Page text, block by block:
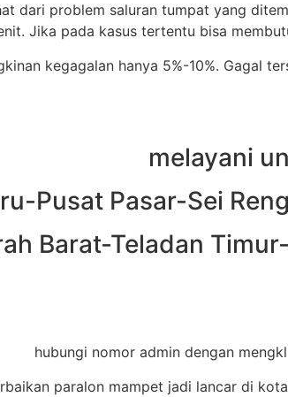
dari problem saluran tumpat yang
Jika pada kasus tertentu bisa
kegagalan hanya 5%-10%. Gagal
melayani
Pusat Pasar-Sei
Barat-Teladan
hubungi nomor admin dengan
paralon mampet jadi lancar di